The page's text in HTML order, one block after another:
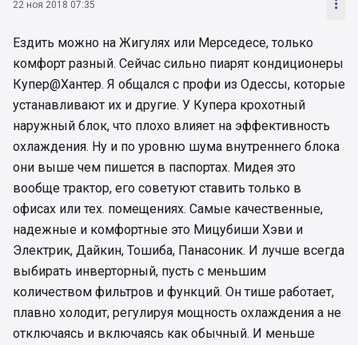
22 ноя 2018 07:35 
Ездить можно на Жигулях или Мерседесе, только
комфорт разный. Сейчас сильно пиарят кондиционеры
Купер@Хантер. Я общался с профи из Одессы, которые
устанавливают их и другие. У Купера крохотный
наружный блок, что плохо влияет на эффективность
охлаждения. Ну и по уровню шума внутреннего блока
они выше чем пишется в паспортах. Мидея это
вообще трактор, его советуют ставить только в
офисах или тех. помещениях. Самые качественные,
надежные и комфортные это Мицубиши Хэви и
Электрик, Дайкин, Тошиба, Панасоник. И лучше всегда
выбирать инверторный, пусть с меньшим
количеством фильтров и функций. Он тише работает,
плавно холодит, регулируя мощность охлаждения а не
отключаясь и включаясь как обычный. И меньше